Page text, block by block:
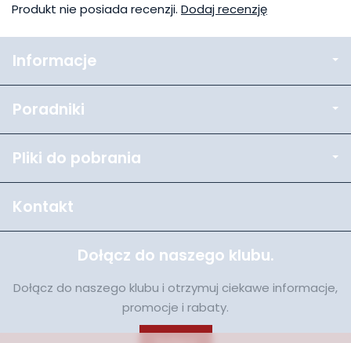
Produkt nie posiada recenzji. Dodaj recenzję
Informacje
Poradniki
Pliki do pobrania
Kontakt
Dołącz do naszego klubu.
Dołącz do naszego klubu i otrzymuj ciekawe informacje,
promocje i rabaty.